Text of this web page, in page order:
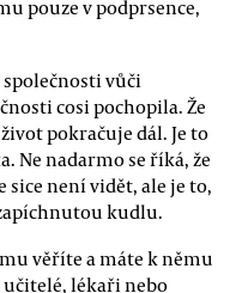
pouze v podprsence,
vůči
cosi pochopila. Že
pokračuje dál. Je to
Ne nadarmo se říká, že
sice není vidět, ale je to,
kudlu.
věříte a máte k němu
lékaři nebo